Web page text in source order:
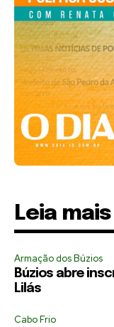
Leia mais
Armação dos Búzios
Búzios abre
Lilás
Cabo Frio